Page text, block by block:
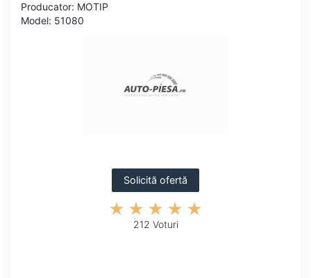
Producator: MOTIP
Model: 51080
Solicită ofertă
212 Voturi